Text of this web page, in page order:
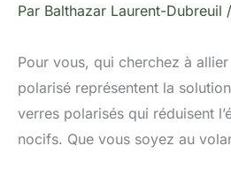
Par Balthazar Laurent-Dubreuil /
Pour vous, qui cherchez à
polarisé représentent la
verres polarisés qui réduisent
nocifs. Que vous soyez au